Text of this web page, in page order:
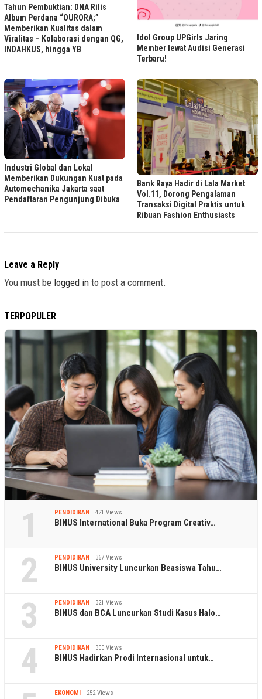
Tahun Pembuktian: DNA Rilis
Album Perdana “OURORA;”
Memberikan Kualitas dalam
Viralitas – Kolaborasi dengan QG,
INDAHKUS, hingga YB
Idol Group UPGirls Jaring
Member lewat Audisi Generasi
Terbaru!
Industri Global dan Lokal
Memberikan Dukungan Kuat pada
Automechanika Jakarta saat
Pendaftaran Pengunjung Dibuka
Bank Raya Hadir di Lala Market
Vol.11, Dorong Pengalaman
Transaksi Digital Praktis untuk
Ribuan Fashion Enthusiasts
Leave a Reply
You must be logged in to post a comment.
TERPOPULER
1 PENDIDIKAN 421 Views
BINUS International Buka Program Creativ…
2 PENDIDIKAN 367 Views
BINUS University Luncurkan Beasiswa Tahu…
3 PENDIDIKAN 321 Views
BINUS dan BCA Luncurkan Studi Kasus Halo…
4 PENDIDIKAN 300 Views
BINUS Hadirkan Prodi Internasional untuk…
EKONOMI 252 Views